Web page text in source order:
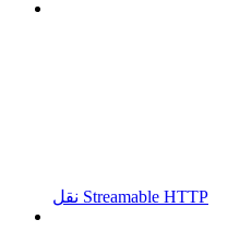
نقل Streamable HTTP